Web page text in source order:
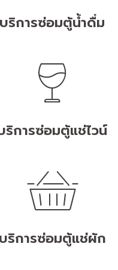
บริการซ่อมตู้น้ำดื่ม
ริการซ่อมตู้แช่ไวน์
บริการซ่อมตู้แช่ผัก